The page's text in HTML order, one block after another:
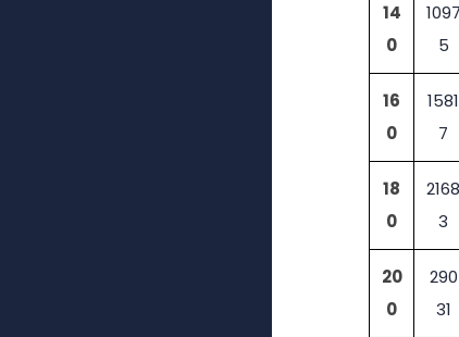
14
0
1097
5
16
0
1581
7
18
0
2168
3
20
0
290
31